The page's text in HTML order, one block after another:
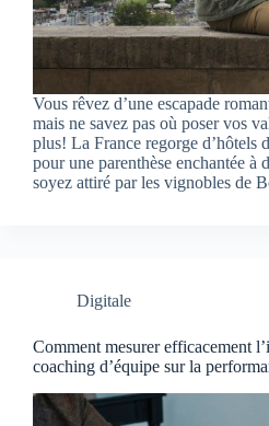
Vous rêvez d’une escapade
mais ne savez pas où poser vos
plus! La France regorge d’hôtels
pour une parenthèse enchantée à
soyez attiré par les vignobles de
Digitale
Comment mesurer efficacement
coaching d’équipe sur la